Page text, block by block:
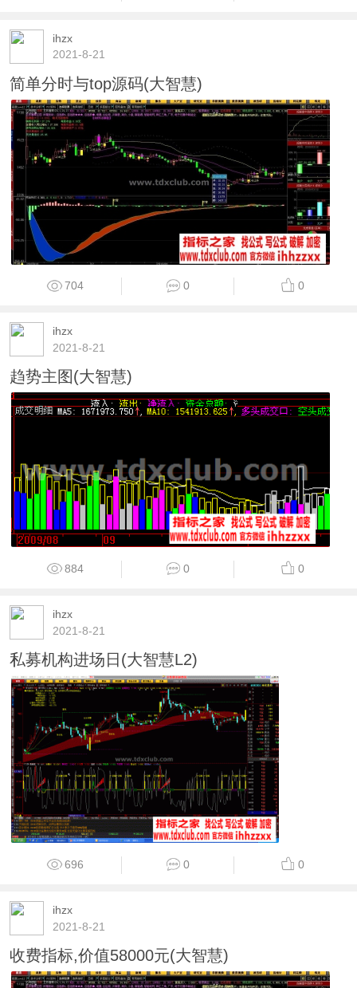
ihzx
2021-8-21
简单分时与top源码(大智慧)
704 0 0
ihzx
2021-8-21
趋势主图(大智慧)
884 0 0
ihzx
2021-8-21
私募机构进场日(大智慧L2)
696 0 0
ihzx
2021-8-21
收费指标,价值58000元(大智慧)